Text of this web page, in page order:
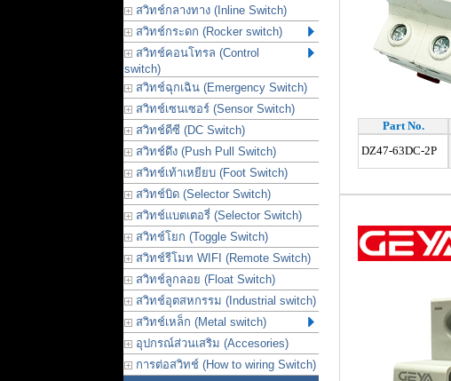
สวิทช์กลางทาง (Inline Switch)
สวิทช์กระดก (Rocker switch)
สวิทช์คอนโทรล (Control
switch)
สวิทช์ฉุกเฉิน (Emergency Switch)
สวิทช์เซนเซอร์ (Sensor Switch)
สวิทช์ดีซี (DC Switch)
สวิทช์ดึง (Push Pull Switch)
สวิทช์เท้าเหยียบ (Foot Switch)
สวิทช์บิด (Selector Switch)
สวิทช์แบตเตอรี่ (Selector Switch)
สวิทช์โยก (Toggle Switch)
สวิทช์รีโมท WIFI (Remote Switch)
สวิทช์ลูกลอย (Float Switch)
สวิทช์อุตสหกรรม (Industrial switch)
สวิทช์เหล็ก (Metal switch)
อุปกรณ์ส่วนเสริม (Accesories)
การต่อสวิทช์ (How to wiring Switch)
Part No.
DZ47-63DC-2P